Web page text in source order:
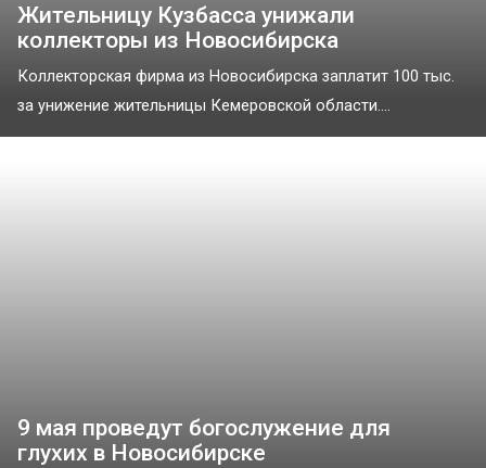
Жительницу Кузбасса унижали
коллекторы из Новосибирска
Коллекторская фирма из Новосибирска заплатит 100 тыс.
за унижение жительницы Кемеровской области....
9 мая проведут богослужение для
глухих в Новосибирске